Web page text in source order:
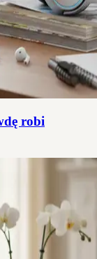
robi